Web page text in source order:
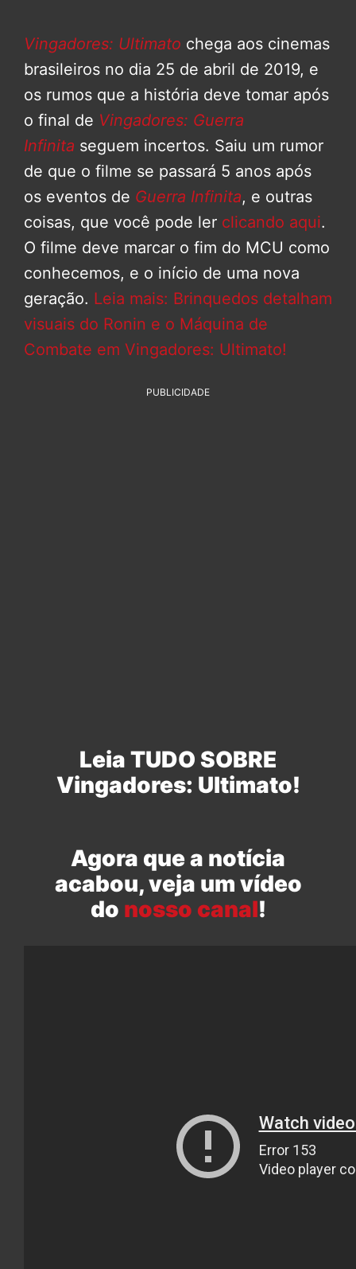
Vingadores: Ultimato chega aos cinemas
brasileiros no dia 25 de abril de 2019, e
os rumos que a história deve tomar após
o final de Vingadores: Guerra
Infinita seguem incertos. Saiu um rumor
de que o filme se passará 5 anos após
os eventos de Guerra Infinita, e outras
coisas, que você pode ler clicando aqui.
O filme deve marcar o fim do MCU como
conhecemos, e o início de uma nova
geração. Leia mais: Brinquedos detalham
visuais do Ronin e o Máquina de
Combate em Vingadores: Ultimato!
PUBLICIDADE
Leia TUDO SOBRE
Vingadores: Ultimato!
Agora que a notícia
acabou, veja um vídeo
do nosso canal!